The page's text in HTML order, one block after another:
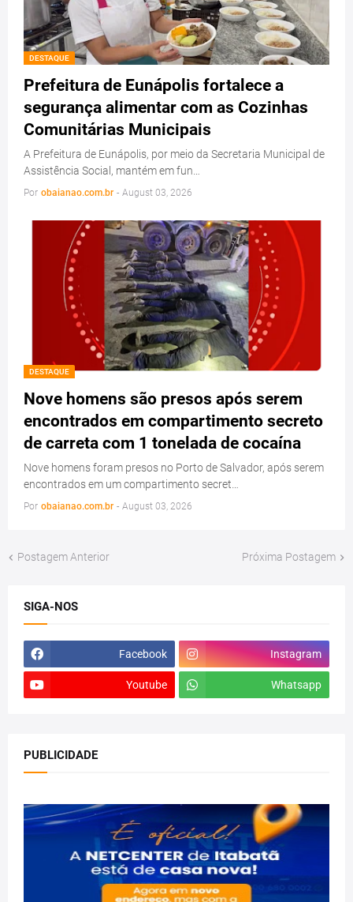
DESTAQUE
Prefeitura de Eunápolis fortalece a
segurança alimentar com as Cozinhas
Comunitárias Municipais
A Prefeitura de Eunápolis, por meio da Secretaria Municipal de
Assistência Social, mantém em fun…
Por obaianao.com.br - August 03, 2026
DESTAQUE
Nove homens são presos após serem
encontrados em compartimento secreto
de carreta com 1 tonelada de cocaína
Nove homens foram presos no Porto de Salvador, após serem
encontrados em um compartimento secret…
Por obaianao.com.br - August 03, 2026
Postagem Anterior Próxima Postagem
SIGA-NOS
Facebook Instagram
Youtube Whatsapp
PUBLICIDADE